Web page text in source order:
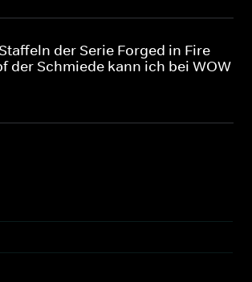
der Serie Forged in Fire -
der Schmiede kann ich bei WOW